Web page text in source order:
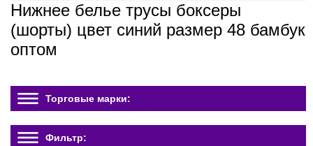
Нижнее белье трусы боксеры
(шорты) цвет синий размер 48 бамбук
оптом
Торговые марки:
Фильтр: